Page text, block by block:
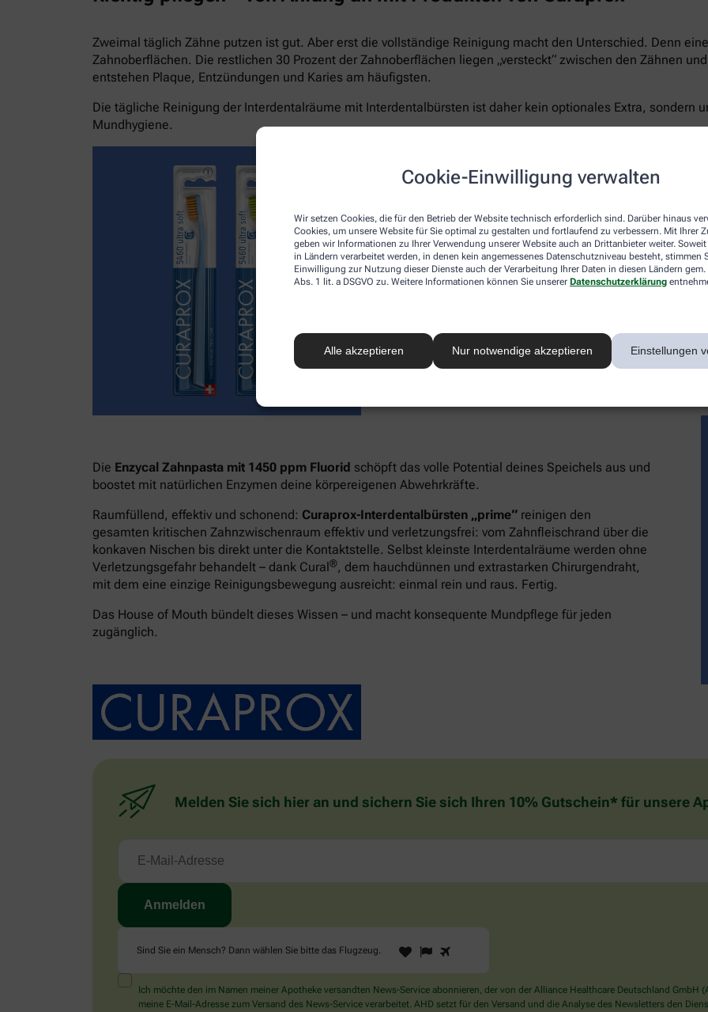
Cookie-Einwilligung verwalten
Wir setzen Cookies, die für den Betrieb der Website technisch erforderlich sind. Darüber hinaus
Cookies, um unsere Website für Sie optimal zu gestalten und fortlaufend zu verbessern. Mit Ihrer
geben wir Informationen zu Ihrer Verwendung unserer Website auch an Drittanbieter weiter. Soweit
in Ländern verarbeitet werden, in denen kein angemessenes Datenschutzniveau besteht, stimmen
Einwilligung zur Nutzung dieser Dienste auch der Verarbeitung Ihrer Daten in diesen Ländern
Abs. 1 lit. a DSGVO zu. Weitere Informationen können Sie unserer Datenschutzerklärung
Alle akzeptieren Nur notwendige akzeptieren Einstellungen
Zweimal täglich Zähne putzen ist gut. Aber erst die vollständige Reinigung macht den Unterschied. Denn
Zahnoberflächen. Die restlichen 30 Prozent der Zahnoberflächen liegen „versteckt“ zwischen den Zähnen
entstehen Plaque, Entzündungen und Karies am häufigsten.
Die tägliche Reinigung der Interdentalräume mit Interdentalbürsten ist daher kein optionales Extra, sondern
Mundhygiene.
5.460 Filamenten für eine schonend-gründliche
Zahnpasta Enzycal 1450, die die natürliche
Außerdem dasCPS prime Starter Set– ein
Größen für eine vollständige und umfassende
Sanft zu Zähnen und Zahnfleisch – unerbittlich
der
schonen aber Zahnfleisch und- schmelz. Der
ermöglicht ein präzises, wirkungsvolles
Die Enzycal Zahnpasta mit 1450 ppm Fluorid schöpft das volle Potential deines Speichels aus und
boostet mit natürlichen Enzymen deine körpereigenen Abwehrkräfte.
Raumfüllend, effektiv und schonend: Curaprox-Interdentalbürsten „prime“ reinigen den
gesamten kritischen Zahnzwischenraum effektiv und verletzungsfrei: vom Zahnfleischrand über die
konkaven Nischen bis direkt unter die Kontaktstelle. Selbst kleinste Interdentalräume werden ohne
Verletzungsgefahr behandelt – dank Cural®, dem hauchdünnen und extrastarken Chirurgendraht,
mit dem eine einzige Reinigungsbewegung ausreicht: einmal rein und raus. Fertig.
Das House of Mouth bündelt dieses Wissen – und macht konsequente Mundpflege für jeden
zugänglich.
Melden Sie sich hier an und sichern Sie sich Ihren 10% Gutschein* für unsere
Sind Sie ein Mensch? Dann wählen Sie bitte das Flugzeug
Sind
Sie
Mensch?
Dann
1 2
Ich möchte den im Namen meiner Apotheke versandten News-Service abonnieren, der von der Alliance Healthcare Deutschland
meine E-Mail-Adresse zum Versand des News-Service verarbeitet. AHD setzt für den Versand und die Analyse des Newsletters den